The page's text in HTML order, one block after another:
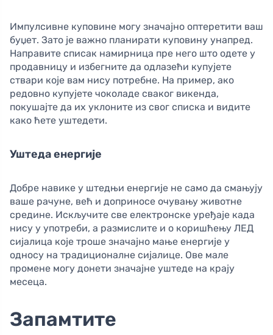
Импулсивне куповине могу значајно оптеретити ваш
буџет. Зато је важно планирати куповину унапред.
Направите списак намирница пре него што одете у
продавницу и избегните да одлазећи купујете
ствари које вам нису потребне. На пример, ако
редовно купујете чоколаде сваког викенда,
покушајте да их уклоните из свог списка и видите
како ћете уштедети.
Уштеда енергије
Добре навике у штедњи енергије не само да смањују
ваше рачуне, већ и доприносе очувању животне
средине. Искључите све електронске уређаје када
нису у употреби, а размислите и о коришћењу ЛЕД
сијалица које троше значајно мање енергије у
односу на традиционалне сијалице. Ове мале
промене могу донети значајне уштеде на крају
месеца.
Запамтите